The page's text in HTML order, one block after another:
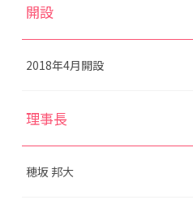
開設
2018年4月開設
理事長
穂坂 邦大